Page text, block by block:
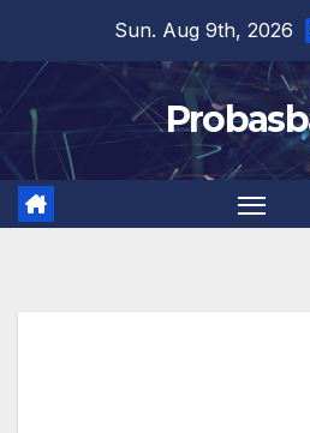
content
Sun. Aug 9th, 2026